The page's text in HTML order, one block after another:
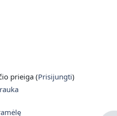
prieiga (Prisijungti)